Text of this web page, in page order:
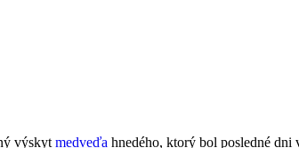
výskyt medveďa hnedého, ktorý bol posledné